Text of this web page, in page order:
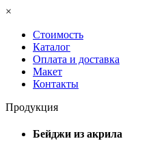
×
Стоимость
Каталог
Оплата и доставка
Макет
Контакты
Продукция
Бейджи из акрила